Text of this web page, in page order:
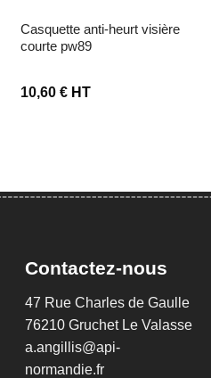
casquette anti-heurt visière
courte pw89
10,60 €HT
Contactez-nous
47 Rue Charles de Gaulle
76210 Gruchet Le Valasse
a.angillis@api-
normandie.fr